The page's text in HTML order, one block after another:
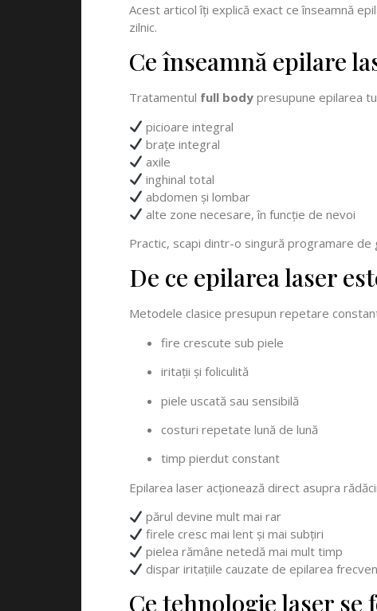
Acest articol îți explică exact ce înseamnă
zilnic.
Ce înseamnă epilare
Tratamentul full body presupune epilarea
picioare integral
brațe integral
axile
inghinal total
abdomen și lombar
alte zone necesare, în funcție de nevoi
Practic, scapi dintr-o singură programare de
De ce epilarea laser
Metodele clasice presupun repetare
fire crescute sub piele
iritații și foliculită
piele uscată sau sensibilă
costuri repetate lună de lună
timp pierdut constant
Epilarea laser acționează direct asupra
părul devine mult mai rar
firele cresc mai lent și mai subțiri
pielea rămâne netedă mai mult timp
dispar iritațiile cauzate de epilarea
Ce tehnologie laser se